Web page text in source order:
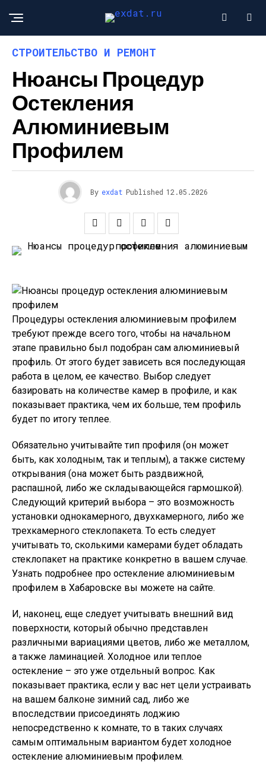
СТРОИТЕЛЬСТВО И РЕМОНТ
Нюансы Процедур
Остекления
Алюминиевым
Профилем
By exdat Published 12.05.2026
Процедуры остекления алюминиевым профилем
требуют прежде всего того, чтобы на начальном
этапе правильно был подобран сам алюминиевый
профиль. От этого будет зависеть вся последующая
работа в целом, ее качество. Выбор следует
базировать на количестве камер в профиле, и как
показывает практика, чем их больше, тем профиль
будет по итогу теплее.
Обязательно учитывайте тип профиля (он может
быть, как холодным, так и теплым), а также систему
открывания (она может быть раздвижной,
распашной, либо же складывающейся гармошкой).
Следующий критерий выбора – это возможность
установки однокамерного, двухкамерного, либо же
трехкамерного стеклопакета. То есть следует
учитывать то, сколькими камерами будет обладать
стеклопакет на практике конкретно в вашем случае.
Узнать подробнее про остекление алюминиевым
профилем в Хабаровске вы можете на сайте.
И, наконец, еще следует учитывать внешний вид
поверхности, который обычно представлен
различными вариациями цветов, либо же металлом,
а также ламинацией. Холодное или теплое
остекление – это уже отдельный вопрос. Как
показывает практика, если у вас нет цели устраивать
на вашем балконе зимний сад, либо же
впоследствии присоединять лоджию
непосредственно к комнате, то в таких случаях
самым оптимальным вариантом будет холодное
остекление алюминиевым профилем.